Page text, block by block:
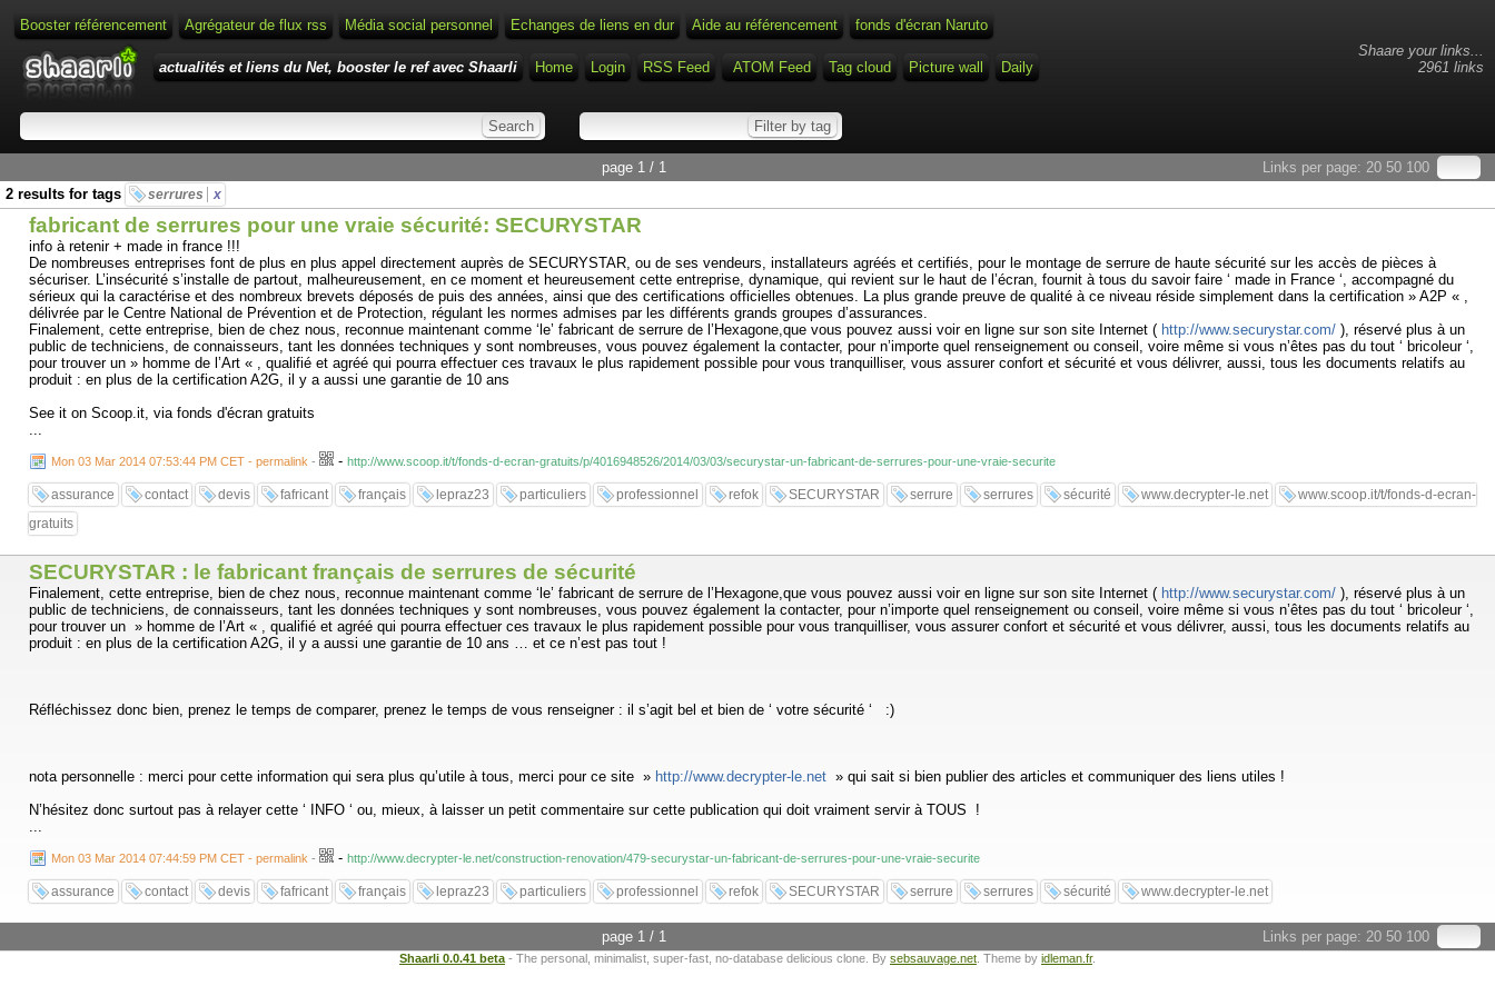
Booster référencement Agrégateur de flux rss Média social personnel Echanges de liens en dur Aide au référencement
fonds d'écran Naruto
Shaare your links...
2961 links
actualités et liens du Net, booster le ref avec Shaarli Home Login RSS Feed ATOM Feed Tag cloud Picture wall Daily
Links per page: 20 50 100
page 1 / 1
2 results for tags
serrures x
fabricant de serrures pour une vraie sécurité: SECURYSTAR
info à retenir + made in france !!!
De nombreuses entreprises font de plus en plus appel directement auprès de SECURYSTAR, ou de ses vendeurs, installateurs agréés et certifiés, pour le montage de serrure de haute sécurité sur les accès de pièces à
sécuriser. L’insécurité s’installe de partout, malheureusement, en ce moment et heureusement cette entreprise, dynamique, qui revient sur le haut de l’écran, fournit à tous du savoir faire ‘ made in France ‘, accompagné du
sérieux qui la caractérise et des nombreux brevets déposés de puis des années, ainsi que des certifications officielles obtenues. La plus grande preuve de qualité à ce niveau réside simplement dans la certification » A2P « ,
délivrée par le Centre National de Prévention et de Protection, régulant les normes admises par les différents grands groupes d’assurances.
Finalement, cette entreprise, bien de chez nous, reconnue maintenant comme ‘le’ fabricant de serrure de l’Hexagone,que vous pouvez aussi voir en ligne sur son site Internet ( http://www.securystar.com/ ), réservé plus à un
public de techniciens, de connaisseurs, tant les données techniques y sont nombreuses, vous pouvez également la contacter, pour n’importe quel renseignement ou conseil, voire même si vous n’êtes pas du tout ‘ bricoleur ‘,
pour trouver un » homme de l’Art « , qualifié et agréé qui pourra effectuer ces travaux le plus rapidement possible pour vous tranquilliser, vous assurer confort et sécurité et vous délivrer, aussi, tous les documents relatifs au
produit : en plus de la certification A2G, il y a aussi une garantie de 10 ans
See it on Scoop.it, via fonds d'écran gratuits
...
Mon 03 Mar 2014 07:53:44 PM CET - permalink - - http://www.scoop.it/t/fonds-d-ecran-gratuits/p/4016948526/2014/03/03/securystar-un-fabricant-de-serrures-pour-une-vraie-securite
assurance contact devis fafricant français lepraz23 particuliers professionnel refok SECURYSTAR serrure serrures sécurité www.decrypter-le.net
www.scoop.it/t/fonds-d-ecran-
gratuits
SECURYSTAR : le fabricant français de serrures de sécurité
Finalement, cette entreprise, bien de chez nous, reconnue maintenant comme ‘le’ fabricant de serrure de l’Hexagone,que vous pouvez aussi voir en ligne sur son site Internet ( http://www.securystar.com/ ), réservé plus à un
public de techniciens, de connaisseurs, tant les données techniques y sont nombreuses, vous pouvez également la contacter, pour n’importe quel renseignement ou conseil, voire même si vous n’êtes pas du tout ‘ bricoleur ‘,
pour trouver un » homme de l’Art « , qualifié et agréé qui pourra effectuer ces travaux le plus rapidement possible pour vous tranquilliser, vous assurer confort et sécurité et vous délivrer, aussi, tous les documents relatifs au
produit : en plus de la certification A2G, il y a aussi une garantie de 10 ans … et ce n’est pas tout !
Réfléchissez donc bien, prenez le temps de comparer, prenez le temps de vous renseigner : il s’agit bel et bien de ‘ votre sécurité ‘ :)
nota personnelle : merci pour cette information qui sera plus qu’utile à tous, merci pour ce site » http://www.decrypter-le.net » qui sait si bien publier des articles et communiquer des liens utiles !
N’hésitez donc surtout pas à relayer cette ‘ INFO ‘ ou, mieux, à laisser un petit commentaire sur cette publication qui doit vraiment servir à TOUS !
...
Mon 03 Mar 2014 07:44:59 PM CET - permalink - - http://www.decrypter-le.net/construction-renovation/479-securystar-un-fabricant-de-serrures-pour-une-vraie-securite
assurance contact devis fafricant français lepraz23 particuliers professionnel refok SECURYSTAR serrure serrures sécurité www.decrypter-le.net
Links per page: 20 50 100
page 1 / 1
Shaarli 0.0.41 beta - The personal, minimalist, super-fast, no-database delicious clone. By sebsauvage.net . Theme by idleman.fr.